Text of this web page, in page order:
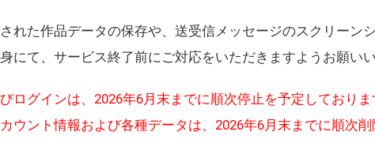
れた作品データの保存や、送受信メッセージのスクリーン
にて、サービス終了前にご対応をいただきますようお願いい
ログインは、2026年6月末までに順次停止を予定しておりま
ウント情報および各種データは、2026年6月末までに順次